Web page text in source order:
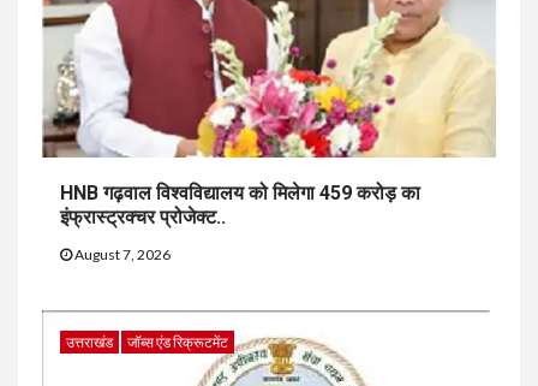
HNB गढ़वाल विश्वविद्यालय को मिलेगा 459 करोड़ का
इंफ्रास्ट्रक्चर प्रोजेक्ट..
August 7, 2026
उत्तराखंड जॉब्स एंड रिक्रूटमेंट